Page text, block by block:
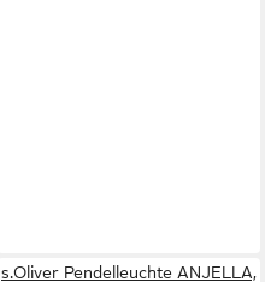
s.Oliver Pendelleuchte ANJELLA,